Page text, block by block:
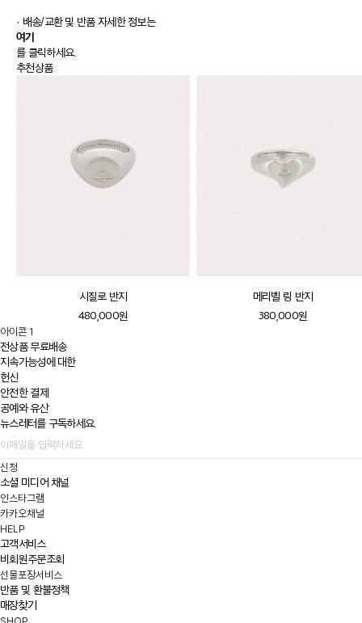
· 배송/교환 및 반품 자세한 정보는
여기
를 클릭하세요.
추천상품
시질로 반지
480,000원
메리벨 링 반지
380,000원
아이콘 1
전상품 무료배송
지속가능성에 대한
헌신
안전한 결제
공예와 유산
뉴스레터를 구독하세요.
신청
소셜 미디어 채널
인스타그램
카카오채널
HELP
고객서비스
비회원주문조회
선물포장서비스
반품 및 환불정책
매장찾기